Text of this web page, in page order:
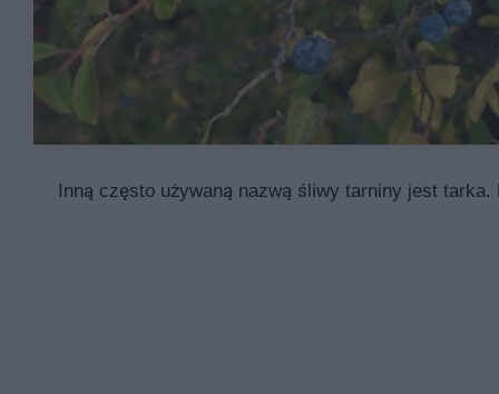
Inną często używaną nazwą śliwy tarniny jest